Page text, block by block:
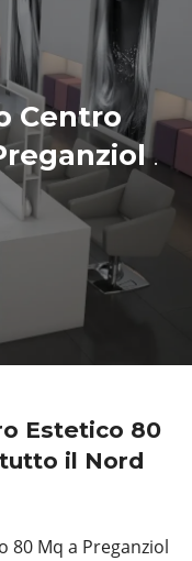
Centro
.
Estetico 80
il Nord
80 Mq a Preganziol